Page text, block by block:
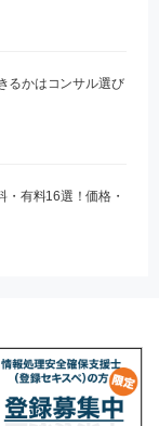
るかはコンサル選び
・有料16選！価格・